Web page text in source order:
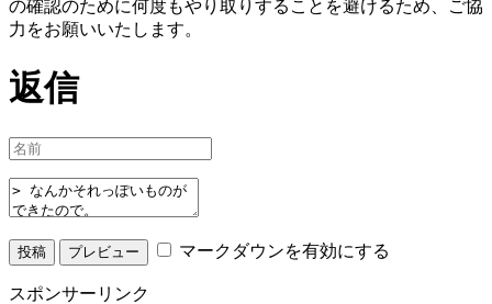
の確認のために何度もやり取りすることを避けるため、ご協
力をお願いいたします。
返信
マークダウンを有効にする
スポンサーリンク